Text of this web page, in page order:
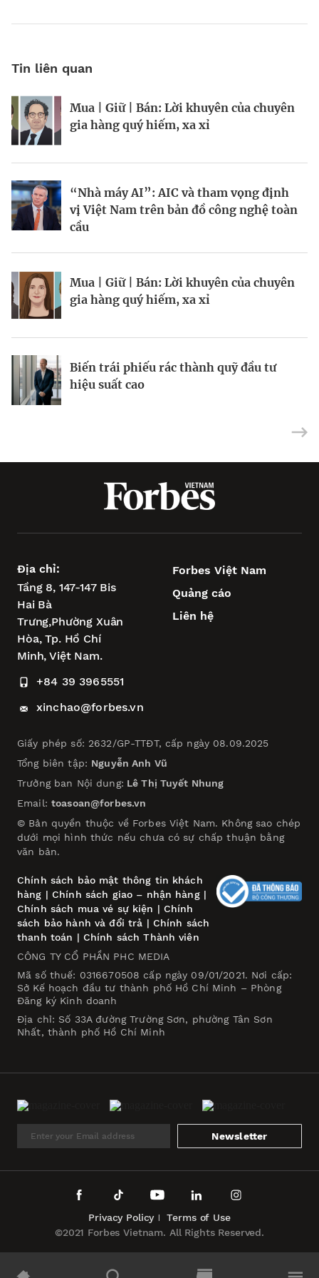
Tin liên quan
Mua | Giữ | Bán: Lời khuyên của chuyên
gia hàng quý hiếm, xa xỉ
“Nhà máy AI”: AIC và tham vọng định
vị Việt Nam trên bản đồ công nghệ toàn
cầu
Mua | Giữ | Bán: Lời khuyên của chuyên
gia hàng quý hiếm, xa xỉ
Biến trái phiếu rác thành quỹ đầu tư
hiệu suất cao
Kinh Bắc gia nhập lĩnh vực AI với dự án
tỷ đô
Chiến lược bảo vệ vốn trước rủi ro thị
trường
Mua | Giữ | Bán: Lời khuyên của chuyên
gia hàng quý hiếm, xa xỉ
Từ nỗi lo về mụn đến doanh thu 10 triệu
USD
Tiền cũng mọc trên cây, chỉ là hơi chậm
chút?
Chuyên gia “theo dõi” tỷ phú
Hiệp hội Logistics và Cảng biển
TP.HCM: Hợp nhất sức mạnh, vươn tầm
Tại sao cổ phiếu vốn hóa nhỏ đã sẵn
Địa chỉ:
Tầng 8, 147-147 Bis
Hai Bà
Trưng,Phường Xuân
Hòa,Tp. Hồ Chí
Minh, Việt Nam.
+84 39 3965551
xinchao@forbes.vn
Forbes Việt Nam
Quảng cáo
Liên hệ
Giấy phép số: 2632/GP-TTĐT, cấp ngày 08.09.2025
Tổng biên tập: Nguyễn Anh Vũ
Trưởng ban Nội dung: Lê Thị Tuyết Nhung
Email: toasoan@forbes.vn
© Bản quyền thuộc về Forbes Việt Nam. Không sao chép
dưới mọi hình thức nếu chưa có sự chấp thuận bằng
văn bản.
Chính sách bảo mật thông tin khách
hàng | Chính sách giao – nhận hàng|
Chính sách mua vé sự kiện | Chính
sách bảo hành và đổi trả | Chính sách
thanh toán | Chính sách Thành viên
CÔNG TY CỔ PHẦN PHC MEDIA
Mã số thuế: 0316670508 cấp ngày 09/01/2021. Nơi cấp:
Sở Kế hoạch đầu tư thành phố Hồ Chí Minh – Phòng
Đăng ký Kinh doanh
Địa chỉ: Số 33A đường Trường Sơn, phường Tân Sơn
Nhất, thành phố Hồ Chí Minh
Newsletter
©2021 Forbes Vietnam. All Rights Reserved.
Privacy Policy Terms of Use